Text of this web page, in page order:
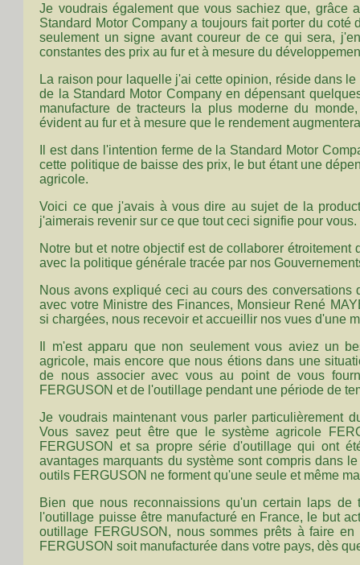
Je voudrais également que vous sachiez que, grâce
Standard Motor Company a toujours fait porter du coté
seulement un signe avant coureur de ce qui sera,
constantes des prix au fur et à mesure du
La raison pour laquelle j'ai cette opinion, réside dans
de la Standard Motor Company en dépensant
manufacture de tracteurs la plus moderne du
évident au fur et à mesure que le rendement
Il est dans l'intention ferme de la Standard Motor
cette politique de baisse des prix, le but étant une
agricole.
Voici ce que j'avais à vous dire au sujet de la
j'aimerais revenir sur ce que tout ceci signifie pour vous.
Notre but et notre objectif est de collaborer
avec la politique générale tracée par nos
Nous avons expliqué ceci au cours des
avec votre Ministre des Finances, Monsieur René
si chargées, nous recevoir et accueillir nos vues d'une
Il m'est apparu que non seulement vous aviez un
agricole, mais encore que nous étions dans une
de nous associer avec vous au point de vous
FERGUSON et de l'outillage pendant une période de
Je voudrais maintenant vous parler particulièrement
Vous savez peut être que le système agricole
FERGUSON et sa propre série d'outillage qui ont
avantages marquants du système sont compris dans
outils FERGUSON ne forment qu'une seule et même
Bien que nous reconnaissions qu'un certain laps de
l'outillage puisse être manufacturé en France, le but
outillage FERGUSON, nous sommes prêts à faire
FERGUSON soit manufacturée dans votre pays, dès